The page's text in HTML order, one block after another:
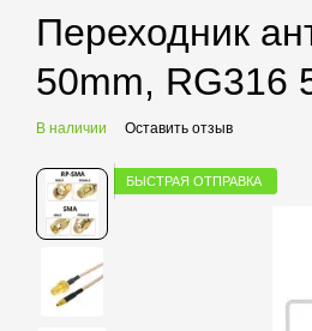
Переходник
50mm, RG316
В наличии Оставить отзыв
БЫСТРАЯ ОТПРАВКА